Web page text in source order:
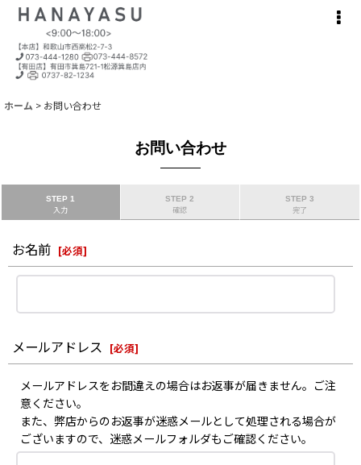
ホーム > お問い合わせ
お問い合わせ
STEP 1
入力
STEP 2
確認
STEP 3
完了
お名前 [必須]
メールアドレス [必須]
メールアドレスをお間違えの場合はお返事が届きません。ご注
意ください。
また、弊店からのお返事が迷惑メールとして処理される場合が
ございますので、迷惑メールフォルダもご確認ください。